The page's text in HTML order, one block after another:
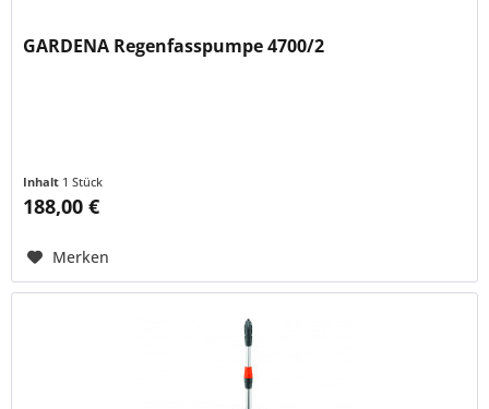
GARDENA Regenfasspumpe 4700/2
Inhalt 1 Stück
188,00 €
Merken